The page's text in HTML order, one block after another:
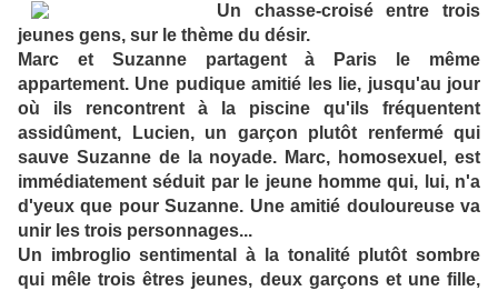
Un chasse-croisé entre trois
jeunes gens, sur le thème du désir.
Marc et Suzanne partagent à Paris le même
appartement. Une pudique amitié les lie, jusqu'au jour
où ils rencontrent à la piscine qu'ils fréquentent
assidûment, Lucien, un garçon plutôt renfermé qui
sauve Suzanne de la noyade. Marc, homosexuel, est
immédiatement séduit par le jeune homme qui, lui, n'a
d'yeux que pour Suzanne. Une amitié douloureuse va
unir les trois personnages...
Un imbroglio sentimental à la tonalité plutôt sombre
qui mêle trois êtres jeunes, deux garçons et une fille,